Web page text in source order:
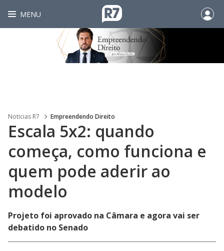
MENU
Noticias R7 Empreendendo Direito
Escala 5x2: quando
começa, como funciona e
quem pode aderir ao
modelo
Projeto foi aprovado na Câmara e agora vai ser
debatido no Senado